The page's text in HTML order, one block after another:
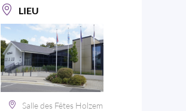
LIEU
Salle des Fêtes Holzem